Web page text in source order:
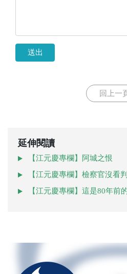
送出
回上一
延伸閱讀
【江元慶專欄】阿城之恨
【江元慶專欄】檢察官沒看
【江元慶專欄】這是80年前